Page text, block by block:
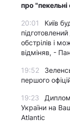
про
20:01
Київ
обстрілів і
відміняв, -
19:52
першого
19:23
України на
Atlantic